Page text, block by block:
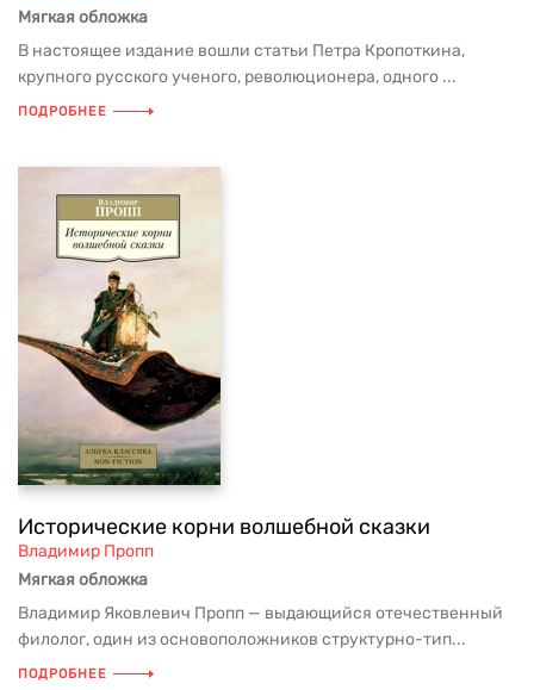
Мягкая обложка
В настоящее издание вошли статьи Петра Кропоткина,
крупного русского ученого, революционера, одного ...
ПОДРОБНЕЕ
Исторические корни волшебной сказки
Владимир Пропп
Мягкая обложка
Владимир Яковлевич Пропп — выдающийся отечественный
филолог, один из основоположников структурно-тип...
ПОДРОБНЕЕ